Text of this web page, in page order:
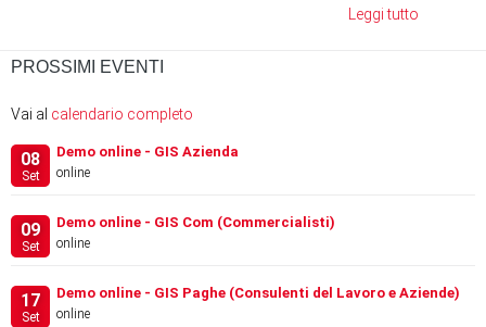
Leggi tutto
PROSSIMI EVENTI
Vai al calendario completo
08
Set
Demo online - GIS Azienda
online
09
Set
Demo online - GIS Com (Commercialisti)
online
17
Set
Demo online - GIS Paghe (Consulenti del Lavoro e Aziende)
online